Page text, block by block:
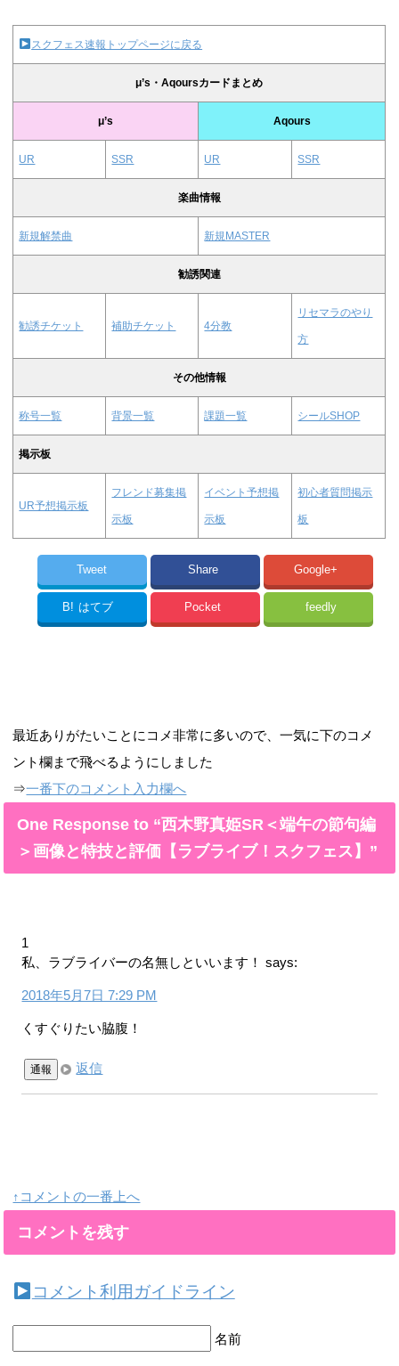
スクフェス速報トップページに戻る
μ’s・Aqoursカードまとめ
μ’s Aqours
UR SSR UR SSR
楽曲情報
新規解禁曲 新規MASTER
勧誘関連
勧誘チケット 補助チケット 4分教
リセマラのやり
方
その他情報
称号一覧 背景一覧 課題一覧 シールSHOP
掲示板
UR予想掲示板
フレンド募集掲
示板
イベント予想掲
示板
初心者質問掲示
板
Tweet Share Google+
B! はてブ Pocket feedly
最近ありがたいことにコメ非常に多いので、一気に下のコメ
ント欄まで飛べるようにしました
⇒一番下のコメント入力欄へ
One Response to “西木野真姫SR＜端午の節句編
＞画像と特技と評価【ラブライブ！スクフェス】”
1
私、ラブライバーの名無しといいます！
says:
2018年5月7日 7:29 PM
くすぐりたい脇腹！
通報 返信
↑コメントの一番上へ
コメントを残す
コメント利用ガイドライン
名前